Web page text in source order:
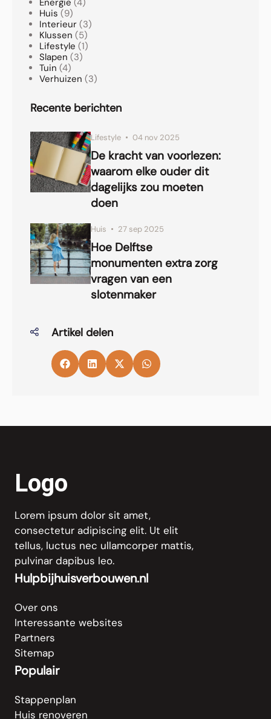
Energie (4)
Huis (9)
Interieur (3)
Klussen (5)
Lifestyle (1)
Slapen (3)
Tuin (4)
Verhuizen (3)
Recente berichten
Lifestyle 04 nov 2025
De kracht van voorlezen:
waarom elke ouder dit
dagelijks zou moeten
doen
Huis 27 sep 2025
Hoe Delftse
monumenten extra zorg
vragen van een
slotenmaker
Artikel delen
Logo
Lorem ipsum dolor sit amet,
consectetur adipiscing elit. Ut elit
tellus, luctus nec ullamcorper mattis,
pulvinar dapibus leo.
Hulpbijhuisverbouwen.nl
Over ons
Interessante websites
Partners
Sitemap
Populair
Stappenplan
Huis renoveren